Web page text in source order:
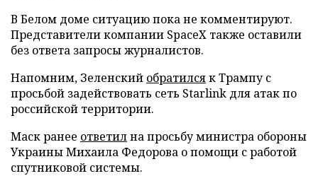
В Белом доме ситуацию пока не комментируют.
Представители компании SpaceX также оставили
без ответа запросы журналистов.
Напомним, Зеленский обратилсяк Трампу с
просьбой задействовать сеть Starlink для атак по
российской территории.
Маск ранее ответилна просьбу министра обороны
Украины Михаила Федорова о помощи с работой
спутниковой системы.